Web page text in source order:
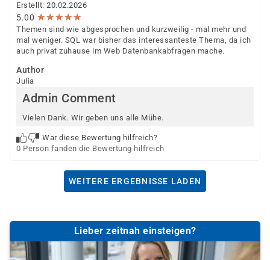
Erstellt: 20.02.2026
5.00 ★★★★★
★★★★★
Themen sind wie abgesprochen und kurzweilig - mal mehr und
mal weniger. SQL war bisher das interessanteste Thema, da ich
auch privat zuhause im Web Datenbankabfragen mache.
Author
Julia
Admin Comment
Vielen Dank. Wir geben uns alle Mühe.
War diese Bewertung hilfreich?
0 Person fanden die Bewertung hilfreich
WEITERE ERGEBNISSE LADEN
Lieber zeitnah einsteigen?